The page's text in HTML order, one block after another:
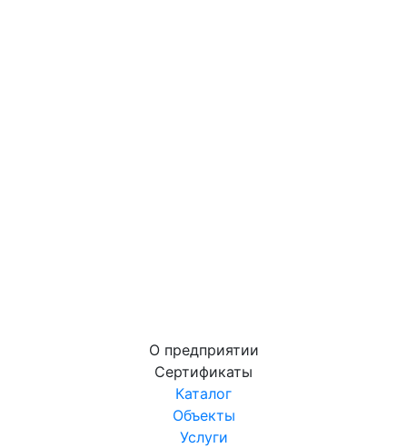
О предприятии
Сертификаты
Каталог
Объекты
Услуги